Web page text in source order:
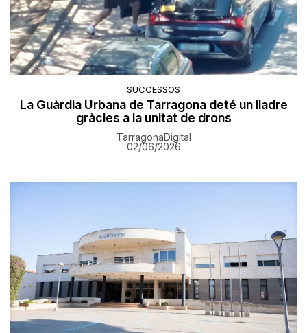
SUCCESSOS
La Guàrdia Urbana de Tarragona deté un lladre
gràcies a la unitat de drons
TarragonaDigital
02/06/2026